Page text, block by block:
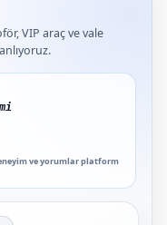
VIP araç ve vale
ve yorumlar platform
91 platform genelinde